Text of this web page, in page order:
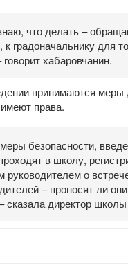
что делать –
градоначальнику для
хабаровчанин.
принимаются меры
права.
безопасности,
в школу,
о
– проносят ли
сказала директор